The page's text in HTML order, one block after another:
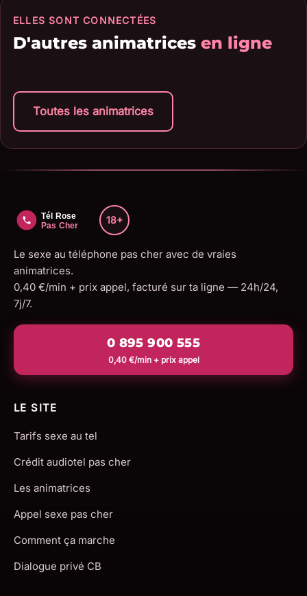
ELLES SONT CONNECTÉES
D'autres animatrices en ligne
Toutes les animatrices
18+
Le sexe au téléphone pas cher avec de vraies
animatrices.
0,40 €/min + prix appel, facturé sur ta ligne — 24h/24,
7j/7.
0 895 900 555
0,40 €/min + prix appel
LE SITE
Tarifs sexe au tel
Crédit audiotel pas cher
Les animatrices
Appel sexe pas cher
Comment ça marche
Dialogue privé CB